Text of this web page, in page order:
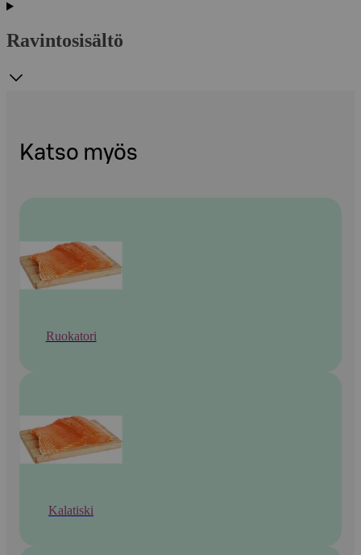
Ravintosisältö
Katso myös
Ruokatori
Kalatiski